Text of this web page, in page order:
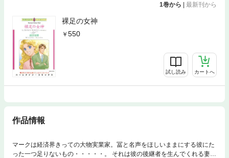
1巻から | 最新刊から
裸足の女神
550
試し読み カートへ
作品情報
マークは経済界きっての大物実業家。冨と名声をほしいままにする彼にた
った一つ足りないもの・・・・・。 それは彼の後継者を生んでくれる妻。